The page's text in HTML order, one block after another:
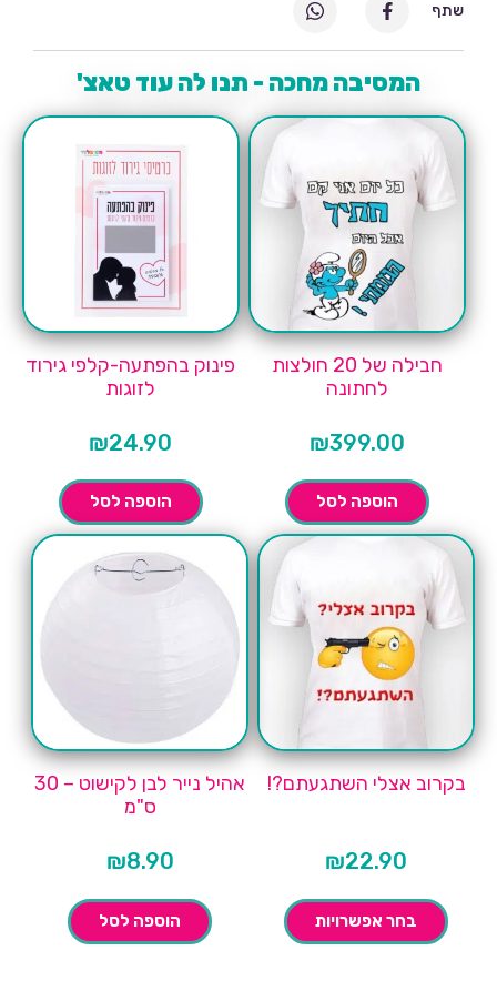
המסיבה מחכה - תנו לה עוד טאצ'
חבילה של 20 חולצות
לחתונה
₪399.00
הוספה לסל
פינוק בהפתעה-קלפי גירוד
לזוגות
₪24.90
הוספה לסל
בקרוב אצלי השתגעתם?!
₪22.90
בחר אפשרויות
אהיל נייר לבן לקישוט – 30
ס"מ
₪8.90
הוספה לסל
שתף